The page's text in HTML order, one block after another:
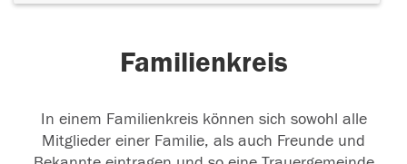
Familienkreis
In einem Familienkreis können sich sowohl alle
Mitglieder einer Familie, als auch Freunde und